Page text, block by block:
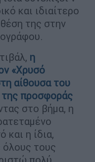
και ιδιαίτερο
της στην
η
«Χρυσό
αίθουσα του
της προσφοράς
στο βήμα, η
και η ίδια,
όλους τους